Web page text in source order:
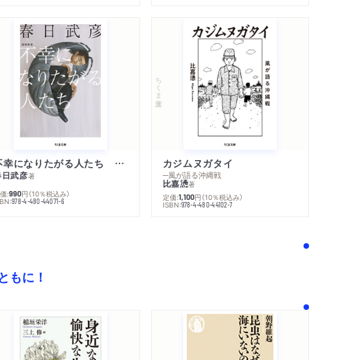
不幸になりたがる人たち 増補新版
武彦著
:990円 （10％税込み）
978-4-480-44071-6
ちくま文庫
カジムヌガタイ
─風が語る沖縄戦
比嘉慂著
定価:1,100円 （10％税込み）
ISBN:978-4-480-44102-7
もに！